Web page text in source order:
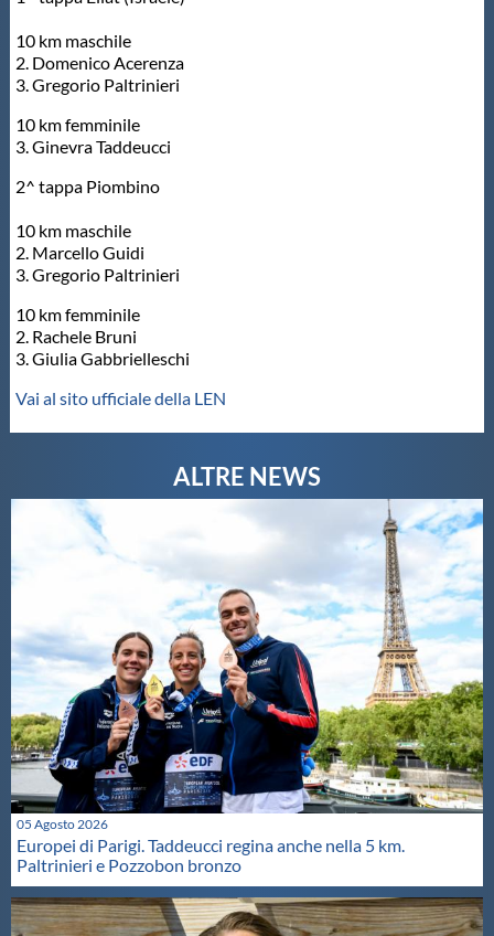
10 km maschile
2. Domenico Acerenza
3. Gregorio Paltrinieri
10 km femminile
3. Ginevra Taddeucci
2^ tappa Piombino
10 km maschile
2. Marcello Guidi
3. Gregorio Paltrinieri
10 km femminile
2. Rachele Bruni
3. Giulia Gabbrielleschi
Vai al sito ufficiale della LEN
05 Agosto 2026
Europei di Parigi. Taddeucci regina anche nella 5 km.
Paltrinieri e Pozzobon bronzo